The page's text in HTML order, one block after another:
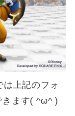
は上記のフォ
きます( ^ω^ )